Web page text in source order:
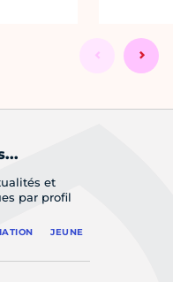
et
par profil
JEUNE